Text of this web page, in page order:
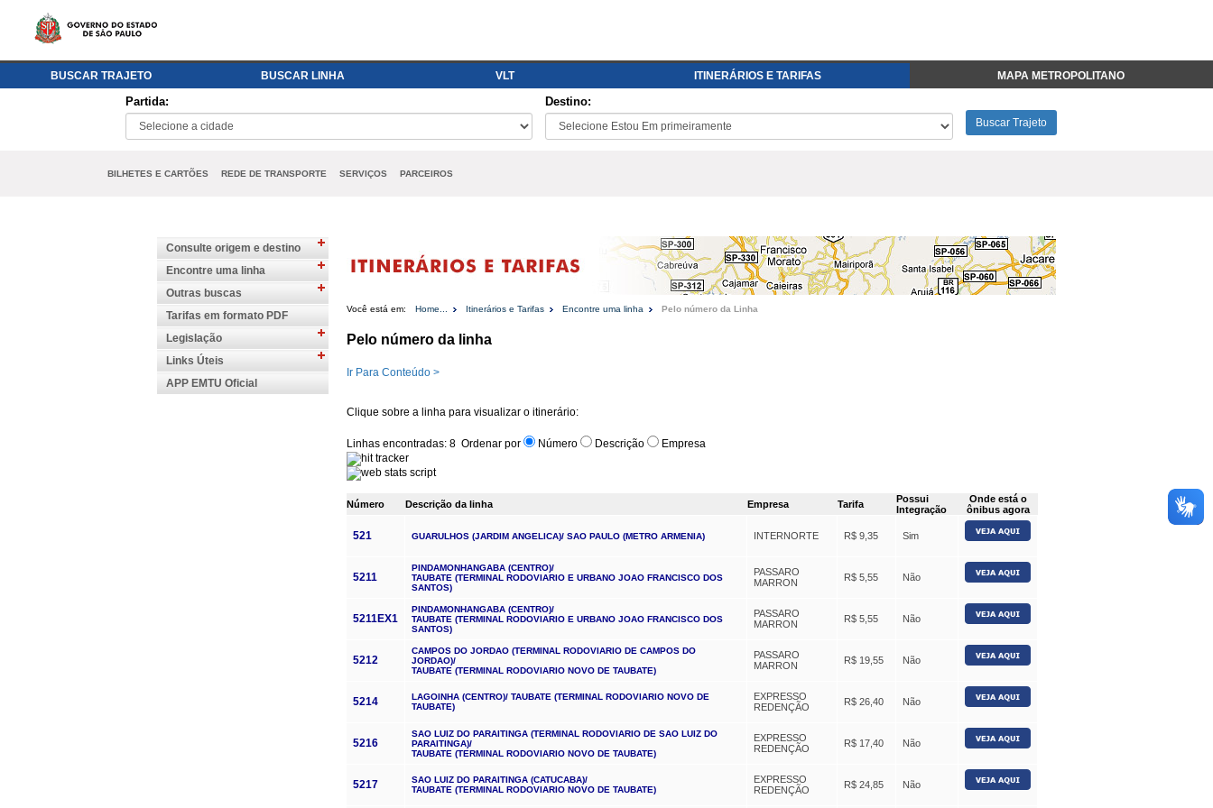
BUSCAR TRAJETO BUSCAR LINHA VLT ITINERÁRIOS E TARIFAS MAPA METROPOLITANO
Partida: Destino:
Buscar Trajeto
BILHETES E CARTÕES REDE DE TRANSPORTE SERVIÇOS PARCEIROS
Consulte origem e destino
Encontre uma linha
Outras buscas
Tarifas em formato PDF
Legislação
Links Úteis
APP EMTU Oficial
Você está em: Home... Itinerários e Tarifas Encontre uma linha Pelo número da Linha
Pelo número da linha